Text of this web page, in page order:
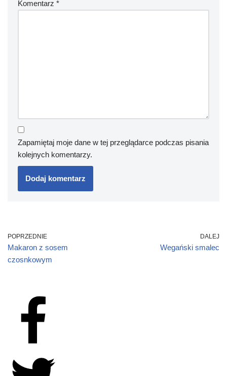
Komentarz *
Zapamiętaj moje dane w tej przeglądarce podczas pisania
kolejnych komentarzy.
POPRZEDNIE
Makaron z sosem
czosnkowym
DALEJ
Wegański smalec